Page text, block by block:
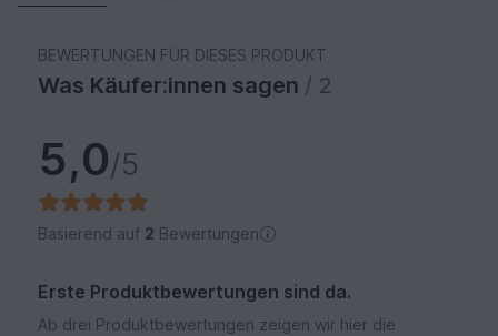
BEWERTUNGEN FÜR DIESES PRODUKT
Was Käufer:innen sagen / 2
5,0/5
Basierend auf 2 Bewertungen
Erste Produktbewertungen sind da.
Ab drei Produktbewertungen zeigen wir hier die